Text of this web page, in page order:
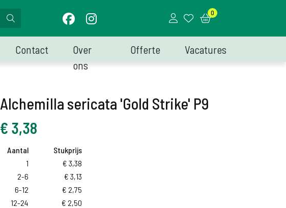
0
Contact
Over
ons
Offerte Vacatures
Alchemilla sericata 'Gold Strike' P9
€ 3,38
Aantal
Stukprijs
1
€ 3,38
2-6
€ 3,13
6-12
€ 2,75
12-24
€ 2,50